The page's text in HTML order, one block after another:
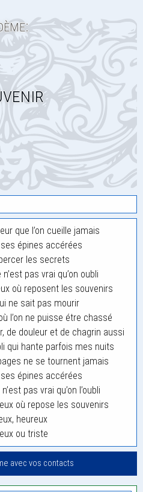
que l’on cueille jamais
épines accérées
les secrets
pas vrai qu’on oubli
où reposent les souvenirs
ne sait pas mourir
l’on ne puisse étre chassé
de douleur et de chagrin aussi
qui hante parfois mes nuits
ne se tournent jamais
épines accérées
pas vrai qu’on l’oubli
où repose les souvenirs
heureux
ou triste
avec vos contacts